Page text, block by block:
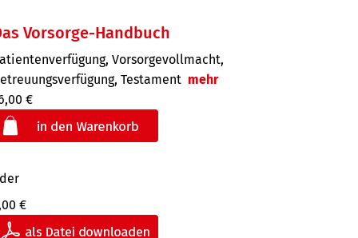
Vorsorge-Handbuch
Vorsorgevollmacht,
Testament mehr
€
€